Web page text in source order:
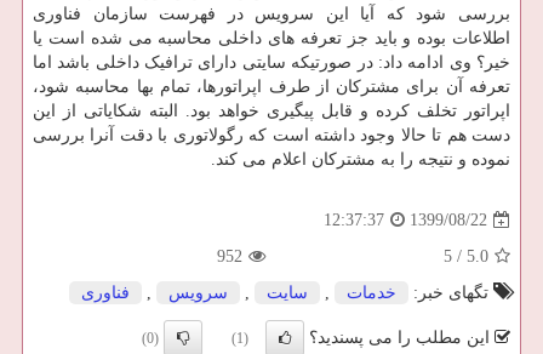
بررسی شود که آیا این سرویس در فهرست سازمان فناوری
اطلاعات بوده و باید جز تعرفه های داخلی محاسبه می شده است یا
خیر؟ وی ادامه داد: در صورتیکه سایتی دارای ترافیک داخلی باشد اما
تعرفه آن برای مشترکان از طرف اپراتورها، تمام بها محاسبه شود،
اپراتور تخلف کرده و قابل پیگیری خواهد بود. البته شکایاتی از این
دست هم تا حالا وجود داشته است که رگولاتوری با دقت آنرا بررسی
نموده و نتیجه را به مشترکان اعلام می کند.
1399/08/22
12:37:37
5.0
/
5
952
تگهای خبر:
خدمات , سایت , سرویس , فناوری
این مطلب را می پسندید؟ (1)
(0)